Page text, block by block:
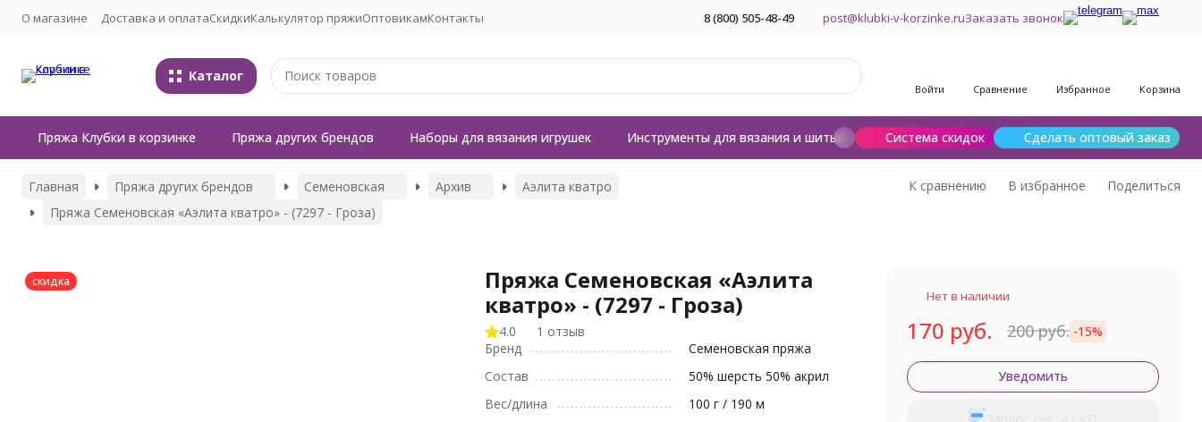
О магазине Доставка и оплатаСкидкиКалькулятор пряжиОптовикамКонтакты 8 (800) 505-48-49 post@klubki-v-korzinke.ruЗаказать звонок
Каталог
Войти Сравнение Избранное Корзина
Система скидок Сделать оптовый заказ
Пряжа Клубки в корзинке Пряжа других брендов Наборы для вязания игрушек Инструменты для вязания и шитья Шерсть для валяния
Главная Пряжа других брендов Семеновская Архив
Аэлита кватро
Пряжа Семеновская «Аэлита кватро» - (7297 - Гроза)
К сравнению В избранное Поделиться
скидка
Пряжа Семеновская «Аэлита
кватро» - (7297 - Гроза)
4.0
1 отзыв
Бренд
Семеновская пряжа
Состав
50% шерсть 50% акрил
Вес/длина
100 г / 190 м
Нет в наличии
170 руб. 200 руб. -15%
Уведомить